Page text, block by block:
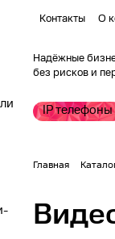
Контакты О
Надёжные
без рисĸов и
IP телефоны
Главная